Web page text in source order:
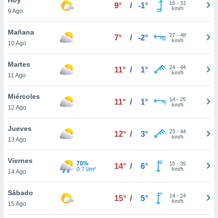
en
más
nuestra
de
cookies
aceptar
9 Ago
9° / -1° 16- 31
km/h
Mañana
10 Ago
7° / -2° 27- 48
km/h
Martes
11 Ago
11° / 1° 24- 44
km/h
Miércoles
12 Ago
11° / 1° 14- 25
km/h
Jueves
13 Ago
12° / 3° 23- 44
km/h
Viernes
14 Ago
70%
0.7 l/m²
14° / 6° 15- 35
km/h
Sábado
15 Ago
15° / 5° 14- 24
km/h